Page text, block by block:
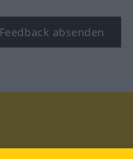
Feedback absenden